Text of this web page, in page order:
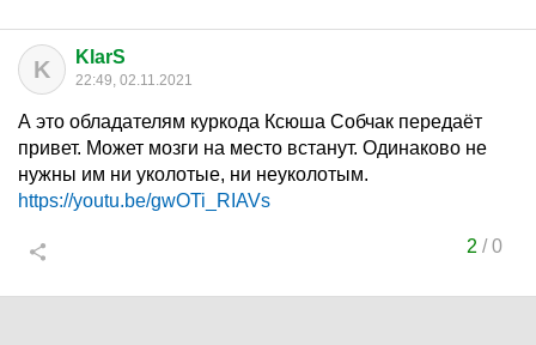
K KlarS
22:49, 02.11.2021
А это обладателям куркода Ксюша Собчак передаёт
привет. Может мозги на место встанут. Одинаково не
нужны им ни уколотые, ни неуколотым.
https://youtu.be/gwOTi_RIAVs
2 /0